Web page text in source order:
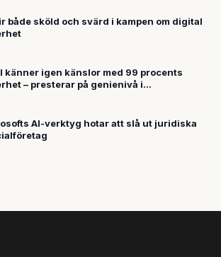
både sköld och svärd i kampen om digital
känner igen känslor med 99 procents
– presterar på genienivå i
AI-verktyg hotar att slå ut juridiska